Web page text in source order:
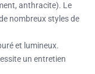
anthracite). Le
nombreux styles de
et lumineux.
un entretien